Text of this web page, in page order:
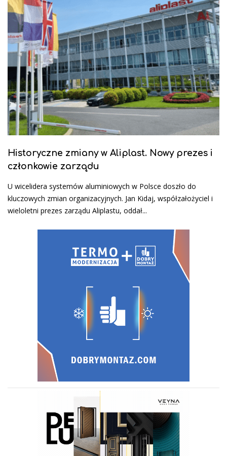
Historyczne zmiany w Aliplast. Nowy prezes i
członkowie zarządu
U wicelidera systemów aluminiowych w Polsce doszło do
kluczowych zmian organizacyjnych. Jan Kidaj, współzałożyciel i
wieloletni prezes zarządu Aliplastu, oddał...